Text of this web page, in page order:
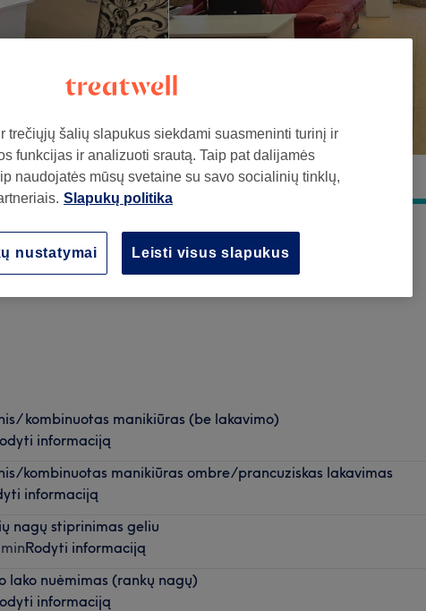
dailė
kombinuotas manikiūras (be lakavimo)
informaciją
kombinuotas manikiūras ombre/prancuziskas lakavimas
informaciją
nagų stiprinimas geliu
Rodyti informaciją
lako nuėmimas (rankų nagų)
informaciją
trečiųjų šalių slapukus siekdami suasmeninti turinį ir
funkcijas ir analizuoti srautą. Taip pat dalijamės
naudojatės mūsų svetaine su savo socialinių tinklų,
Slapukų politika
Leisti visus slapukus
nustatymai